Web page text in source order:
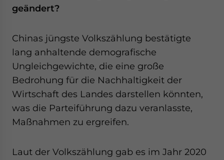
geändert?
Chinas jüngste Volkszählung bestätigte
lang anhaltende demografische
Ungleichgewichte, die eine große
Bedrohung für die Nachhaltigkeit der
Wirtschaft des Landes darstellen könnten,
was die Parteiführung dazu veranlasste,
Maßnahmen zu ergreifen.
Laut der Volkszählung gab es im Jahr 2020